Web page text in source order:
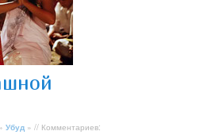
»Убуд » // Комментариев: